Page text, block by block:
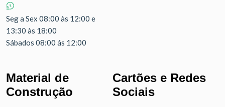
Seg a Sex 08:00 às 12:00 e
13:30 às 18:00
Sábados 08:00 ás 12:00
Material de
Construção
Cartões e Redes
Sociais